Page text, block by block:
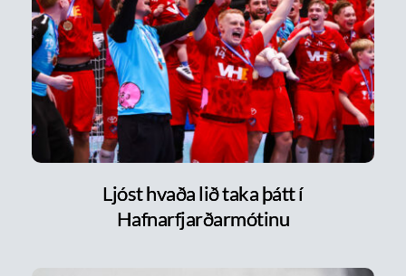
Ljóst hvaða lið taka þátt í
Hafnarfjarðarmótinu